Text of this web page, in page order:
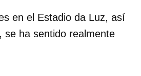
en el Estadio da Luz, así
ha sentido realmente